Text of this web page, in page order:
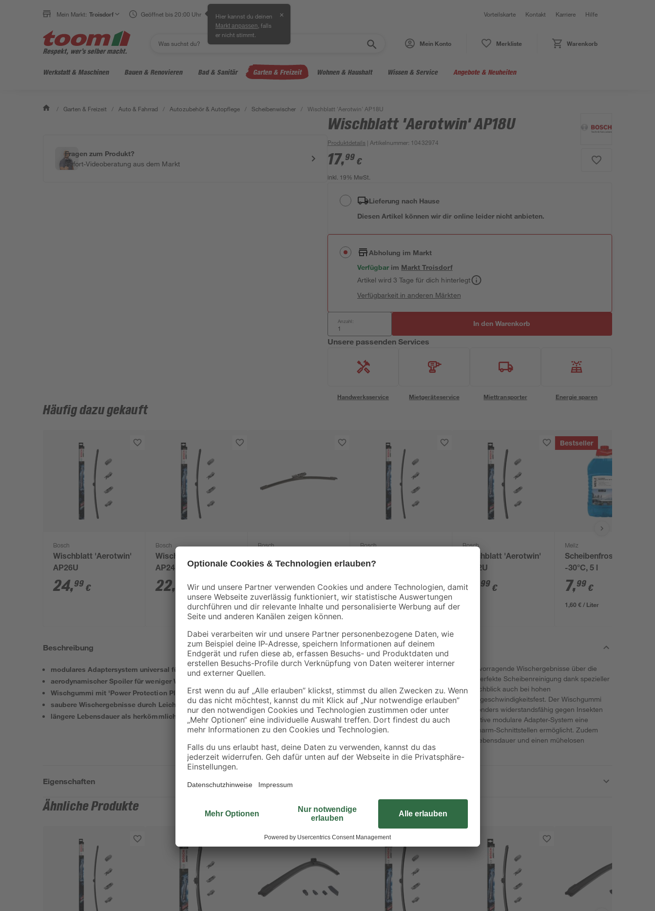
Mein Markt: Troisdorf Geöffnet bis 20:00 Uhr Hier kannst du deinen
Markt anpassen , falls
er nicht stimmt.
✕ Vorteilskarte Kontakt Karriere Hilfe
Mein Konto Merkliste Warenkorb
Werkstatt & Maschinen Bauen & Renovieren Bad & Sanitär Garten & Freizeit Wohnen & Haushalt Wissen & Service Angebote & Neuheiten
/ Garten & Freizeit / Auto & Fahrrad / Autozubehör & Autopflege / Scheibenwischer / Wischblatt 'Aerotwin' AP18U
Fragen zum Produkt?
Sofort-Videoberatung aus dem Markt
Wischblatt 'Aerotwin' AP18U
Produktdetails | Artikelnummer: 10432974
17,99 €
inkl. 19% MwSt.
Lieferung nach Hause
Diesen Artikel können wir dir online leider nicht anbieten.
Abholung im Markt
Verfügbar im MarktTroisdorf
Artikel wird 3 Tage für dich hinterlegt
Verfügbarkeit in anderen Märkten
Anzahl: In den Warenkorb
Unsere passenden Services
Handwerksservice Mietgeräteservice Miettransporter Energie sparen
Häufig dazu gekauft
Bosch
Wischblatt 'Aerotwin'
AP26U
24,99 €
Bosch
Wischblatt 'Aerotwin'
AP24U
22, €
Bosch
'Rear' A 282 H
9,49€
Bosch
AP28U
24,99 €
Bosch
Wischblatt 'Aerotwin'
AP22U
21 99 €
Bestseller
Meilz
Scheibenfrostschutz
-30°C, 5 l
7,99 €
1,60 € / Liter
Beschreibung
modulares Adaptersystem universal für OE-Wischarm-Schnittstellen
aerodynamischer Spoiler für weniger Windgeräusche
Wischgummi mit 'Power Protection Plus'-Technologie
saubere Wischergebnisse durch Leichtlaufbeschichtung
längere Lebensdauer als herkömmliche Wischblätter
Die Bosch Twin Scheibenwischer sorgen für hervorragende Wischergebnisse über die
gesamte Wischblattlänge und garantieren eine perfekte Scheibenreinigung dank spezieller
Leichtlaufbeschichtung. Sie bieten sicheren Durchblick auch bei hohen
Geschwindigkeiten, sind geräuscharm und hochgeschwindigkeitsfest. Der Wischgummi
mit bewährter Twin-Zweistofftechnologie ist besonders widerstandsfähig gegen Insekten
und hartnäckigen Schmutz, während das innovative modulare Adapter-System eine
einfache Montage an zehn verschiedenen Wischarm-Schnittstellen ermöglicht. Zudem
überzeugt der Wischer durch eine verlängerte Lebensdauer und einen mühelosen
Wechsel.
Eigenschaften
Ähnliche Produkte